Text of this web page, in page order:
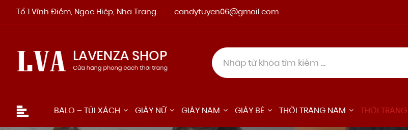
Tổ 1 Vĩnh Điềm, Ngọc Hiệp, Nha Trang candytuyen06@gmail.com
BALO – TÚI XÁCH GIÀY NỮ GIÀY NAM GIÀY BÉ THỜI TRANG NAM THỜI